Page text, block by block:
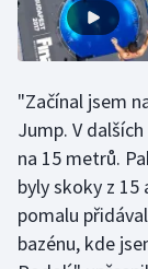
Stolní tenis
Veslování
Vodní slalom
Volejbal
"Začínal jsem
Jump. V
na 15 metrů.
byly skoky z
pomalu
bazénu, kde